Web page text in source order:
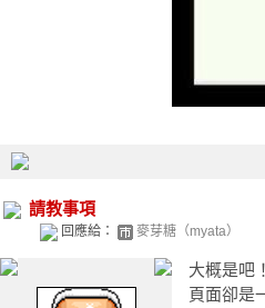
請教事項
回應給： 麥芽糖（myata）
大概是吧
頁面卻是